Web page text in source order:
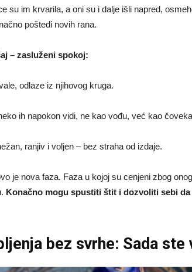
su im krvarila, a oni su i dalje išli napred,
poštedi novih rana.
– zasluženi spokoj:
odlaze iz njihovog kruga.
ih napokon vidi, ne kao vođu, već kao
ranjiv i voljen – bez straha od izdaje.
je nova faza. Faza u kojoj su cenjeni zbog
Konačno mogu spustiti štit i dozvoliti sebi
bez svrhe: Sada ste